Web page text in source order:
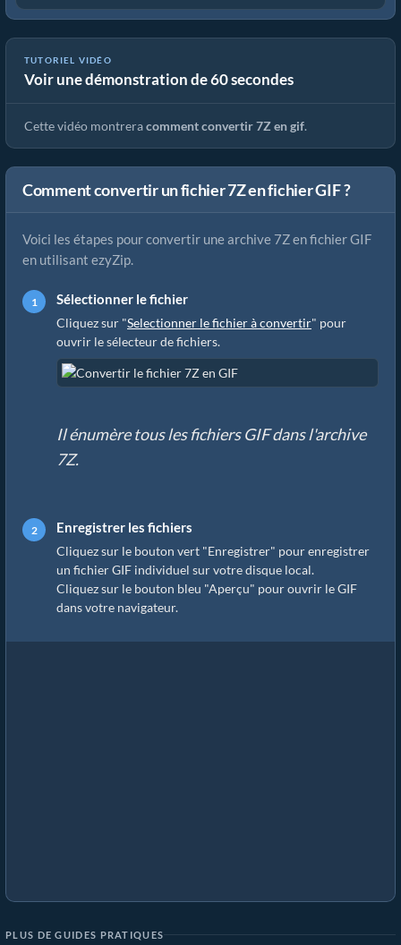
TUTORIEL VIDÉO
Voir une démonstration de 60 secondes
Comment Convertir 7z En Fichier Normal (Guide Simplifié)
Cette vidéo montreracomment convertir 7Z en gif.
Comment convertir un fichier 7Z en fichier GIF ?
Voici les étapes pour convertir une archive 7Z en fichier GIF
en utilisant ezyZip.
Sélectionner le fichier
Cliquez sur "Selectionner le fichier à convertir" pour
ouvrir le sélecteur de fichiers.
Il énumère tous les fichiers GIF dans l'archive
7Z.
Enregistrer les fichiers
Cliquez sur le bouton vert "Enregistrer" pour enregistrer
un fichier GIF individuel sur votre disque local.
Cliquez sur le bouton bleu "Aperçu" pour ouvrir le GIF
dans votre navigateur.
PLUS DE GUIDES PRATIQUES